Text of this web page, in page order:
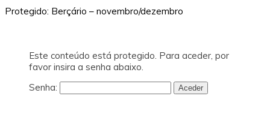
Protegido: Berçário – novembro/dezembro
Este conteúdo está protegido. Para aceder, por
favor insira a senha abaixo.
Senha: